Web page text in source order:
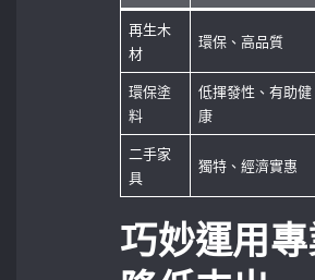
再生木
材
環保、高品質
環保塗
料
低揮發性、有助健
康
二手家
具
獨特、經濟實惠
巧妙運用